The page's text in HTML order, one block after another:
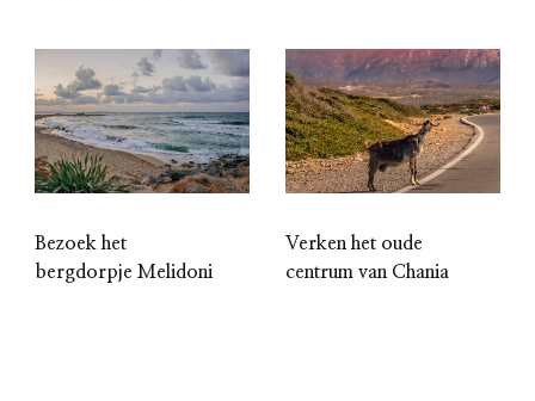
Bezoek het
bergdorpje Melidoni
Verken het oude
centrum van Chania